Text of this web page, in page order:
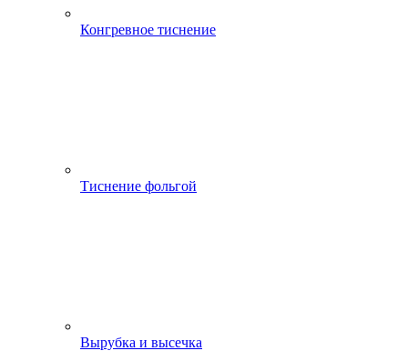
Конгревное тиснение
Тиснение фольгой
Вырубка и высечка